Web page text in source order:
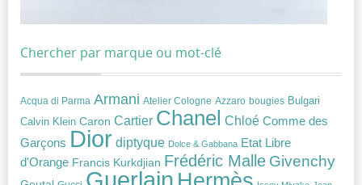
Chercher par marque ou mot-clé
Acqua di Parma Armani Atelier Cologne Azzaro bougies Bulgari
Calvin Klein Caron Cartier Chanel Chloé Comme des
Garçons Dior diptyque Dolce & Gabbana Etat Libre
d'Orange Francis Kurkdjian Frédéric Malle Givenchy